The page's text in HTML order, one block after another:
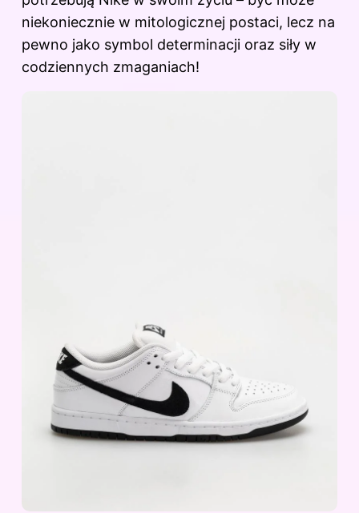
niekoniecznie w mitologicznej postaci, lecz na
pewno jako symbol determinacji oraz siły w
codziennych zmaganiach!